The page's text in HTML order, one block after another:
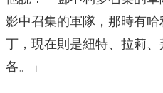
影中召集的軍隊， 那時有哈
丁，現在則是紐特、拉莉、
各。」